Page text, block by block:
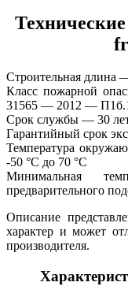
Строительная длина
Класс пожарной
31565 — 2012 —
Срок службы — 30
Гарантийный срок
Температура
-50 °С до 70 °С
Минимальная
предварительного
Описание
характер и может
производителя.